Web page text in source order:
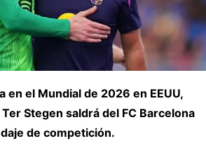
en el Mundial de 2026 en EEUU,
Stegen saldrá del FC Barcelona
de competición.